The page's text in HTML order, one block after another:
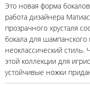
Это новая форма
работа дизайнера
прозрачного хрусталя
бокала для
неоклассический
этой коллекции для
устойчивые ножки